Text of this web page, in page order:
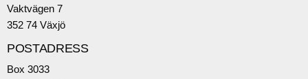
Vaktvägen 7
352 74 Växjö
POSTADRESS
Box 3033